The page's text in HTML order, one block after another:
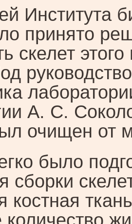
Института
принято
скелет
А. С.
очищен от
было
сборки
костная